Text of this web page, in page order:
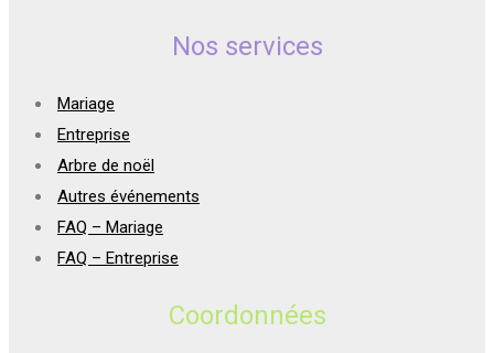
Nos services
Mariage
Entreprise
Arbre de noël
Autres événements
FAQ – Mariage
FAQ – Entreprise
Coordonnées